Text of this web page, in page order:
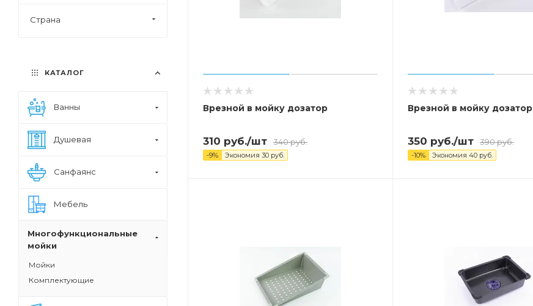
Врезной в мойку дозатор
310 руб./шт 340руб.
-9% Экономия 30 руб.
Врезной в мойку дозатор
350 руб./шт 390руб.
-10% Экономия 40руб.
Страна
КАТАЛОГ
Ванны
Душевая
Санфаянс
Мебель
Многофункциональные
мойки
Мойки
Комплектующие